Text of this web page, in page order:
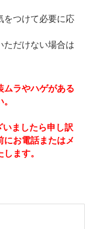
をつけて必要に応
ただけない場合は
ラやハゲがある
ましたら申し訳
にお電話またはメ
ます。